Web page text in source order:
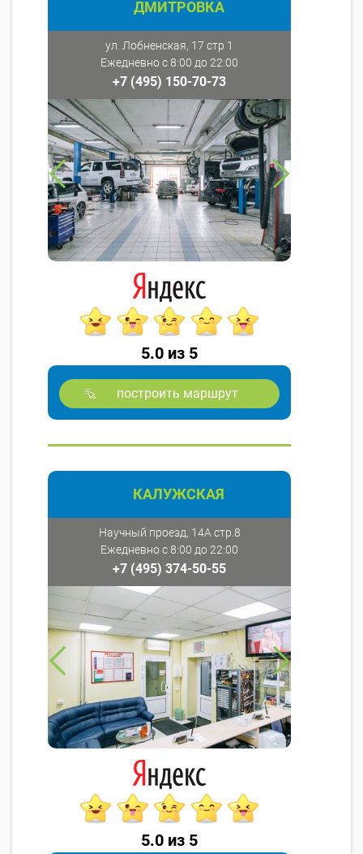
ДМИТРОВКА
ул. Лобненская, 17 стр 1
Ежедневно с 8:00 до 22:00
+7 (495) 150-70-73
5.0 из 5
построить маршрут
КАЛУЖСКАЯ
Научный проезд, 14А стр.8
Ежедневно с 8:00 до 22:00
+7 (495) 374-50-55
5.0 из 5